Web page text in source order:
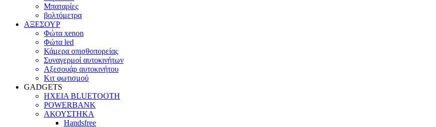
Μπαταρίες
βολτόμετρα
ΑΞΕΣΟΥΡ
Φώτα xenon
Φώτα led
Κάμερα οπισθοπορείας
Συναγερμοί αυτοκινήτων
Αξεσουάρ αυτοκινήτου
Κιτ φωτισμού
GADGETS
ΗΧΕΙΑ BLUETOOTH
POWERBANK
ΑΚΟΥΣΤΗΚΑ
Handsfree